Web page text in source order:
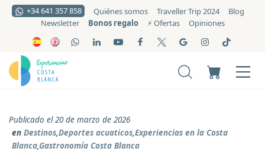
+34 641 357 858 Quiénes somos Traveller Trip 2024
Blog
Newsletter
Bonos regalo ⚡️ Ofertas Opiniones
Publicado el 20 de marzo de 2026
en Destinos,Deportes acuaticos,Experiencias en la Costa
Blanca,Gastronomía Costa Blanca